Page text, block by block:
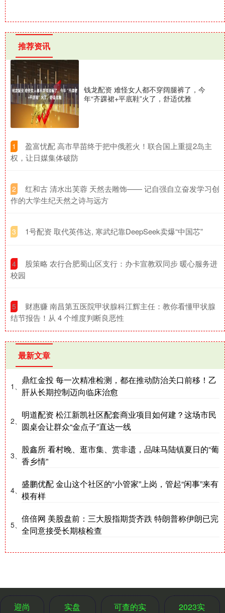
推荐资讯
钱龙配资 难怪女人都不穿阔腿裤了，今
年“齐踝裙+平底鞋”火了，舒适优雅
1
​盈富忧配 高市早苗终于把中俄惹火！联合国上重提2岛主
权，让日媒集体破防
2
​红和古 清水出芙蓉 天然去雕饰—— 记自强自立奋发学习创
作的大学生纪天然之诗与远方
3 ​1号配资 取代英伟达, 寒武纪靠DeepSeek卖爆“中国芯”
4
​股策略 农行合肥蜀山区支行：办卡宣教双同步 暖心服务进
校园
5
​财惠赚 南昌第五医院甲状腺科江辉主任：教你看懂甲状腺
结节报告！从 4 个维度判断良恶性
最新文章
1、
鼎红金投 每一次精准检测，都在推动防治关口前移！乙
肝从长期控制迈向临床治愈
2、
明道配资 松江新凯社区配套商业项目如何建？这场市民
圆桌会让群众“金点子”直达一线
3、
股鑫所 看村晚、逛市集、赏非遗，品味马陆镇夏日的“葡
香乡情”
4、
盛鹏优配 金山这个社区的“小管家”上岗，管起“闲事”来有
模有样
5、
倍倍网 美股盘前：三大股指期货齐跌 特朗普称伊朗已完
全同意接受长期核检查
迎尚 实盘 可查的实 2023实